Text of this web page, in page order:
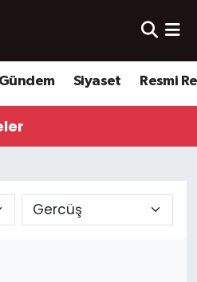
Gündem Siyaset Resmi
ve Fikstür